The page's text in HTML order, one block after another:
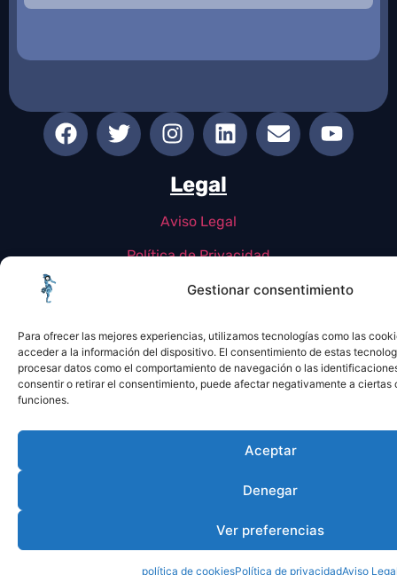
Gestionar consentimiento
Para ofrecer las mejores experiencias, utilizamos tecnologías como las
acceder a la información del dispositivo. El consentimiento de estas
procesar datos como el comportamiento de navegación o las
consentir o retirar el consentimiento, puede afectar negativamente a ciertas
funciones.
Aceptar
Denegar
Ver preferencias
política de cookiesPolítica de privacidadAviso
Legal
Aviso Legal
Política de Privacidad
Política de Cookies